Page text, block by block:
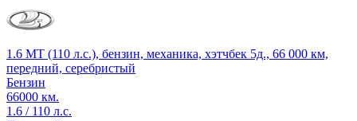
1.6 MT (110 л.с.), бензин, механика, хэтчбек 5д., 66 000 км,
передний, серебристый
Бензин
66000 км.
1.6 / 110 л.с.